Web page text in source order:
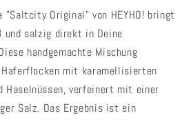
"Saltcity Original" von HEYHO! bringt
und salzig direkt in Deine
handgemachte Mischung
mit karamellisierten
Haselnüssen, verfeinert mit einer
Salz. Das Ergebnis ist ein